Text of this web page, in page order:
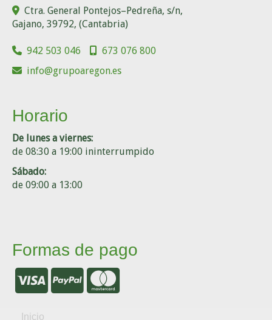
Ctra. General Pontejos–Pedreña, s/n,
Gajano, 39792, (Cantabria)
942 503 046
673 076 800
info
grupoaregon.es
Horario
De lunes a viernes:
de 08:30 a 19:00 ininterrumpido
Sábado:
de 09:00 a 13:00
Formas de pago
Inicio